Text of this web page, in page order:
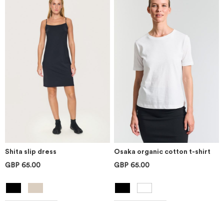
Shita slip dress
GBP 65.00
Osaka organic cotton t-shirt
GBP 65.00